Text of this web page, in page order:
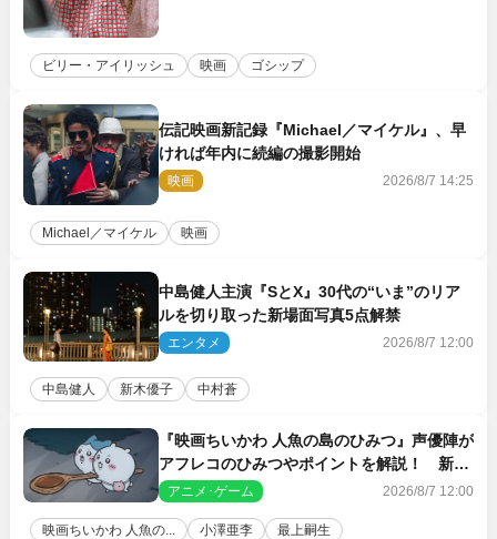
ビリー・アイリッシュ 映画 ゴシップ
伝記映画新記録『Michael／マイケル』、早
ければ年内に続編の撮影開始
映画 2026/8/7 14:25
Michael／マイケル 映画
中島健人主演『SとX』30代の“いま”のリア
ルを切り取った新場面写真5点解禁
エンタメ 2026/8/7 12:00
中島健人 新木優子 中村蒼
『映画ちいかわ 人魚の島のひみつ』声優陣が
アフレコのひみつやポイントを解説！ 新カ
ットも到着
アニメ･ゲーム 2026/8/7 12:00
映画ちいかわ 人魚の... 小澤亜李 最上嗣生